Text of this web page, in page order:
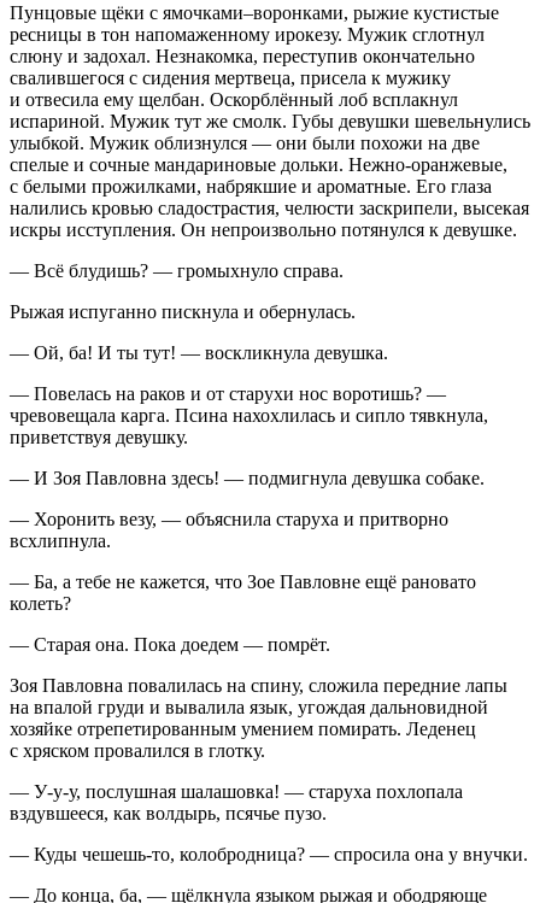
Пунцовые щёки с ямочками–воронками, рыжие кустистые
ресницы в тон напомаженному ирокезу. Мужик сглотнул
слюну и задохал. Незнакомка, переступив окончательно
свалившегося с сидения мертвеца, присела к мужику
и отвесила ему щелбан. Оскорблённый лоб всплакнул
испариной. Мужик тут же смолк. Губы девушки шевельнулись
улыбкой. Мужик облизнулся — они были похожи на две
спелые и сочные мандариновые дольки. Нежно-оранжевые,
с белыми прожилками, набрякшие и ароматные. Его глаза
налились кровью сладострастия, челюсти заскрипели, высекая
искры исступления. Он непроизвольно потянулся к девушке.
— Всё блудишь? — громыхнуло справа.
Рыжая испуганно пискнула и обернулась.
— Ой, ба! И ты тут! — воскликнула девушка.
— Повелась на раков и от старухи нос воротишь? —
чревовещала карга. Псина нахохлилась и сипло тявкнула,
приветствуя девушку.
— И Зоя Павловна здесь! — подмигнула девушка собаке.
— Хоронить везу, — объяснила старуха и притворно
всхлипнула.
— Ба, а тебе не кажется, что Зое Павловне ещё рановато
колеть?
— Старая она. Пока доедем — помрёт.
Зоя Павловна повалилась на спину, сложила передние лапы
на впалой груди и вывалила язык, угождая дальновидной
хозяйке отрепетированным умением помирать. Леденец
с хряском провалился в глотку.
— У-у-у, послушная шалашовка! — старуха похлопала
вздувшееся, как волдырь, псячье пузо.
— Куды чешешь-то, колобродница? — спросила она у внучки.
— До конца, ба, — щёлкнула языком рыжая и ободряюще